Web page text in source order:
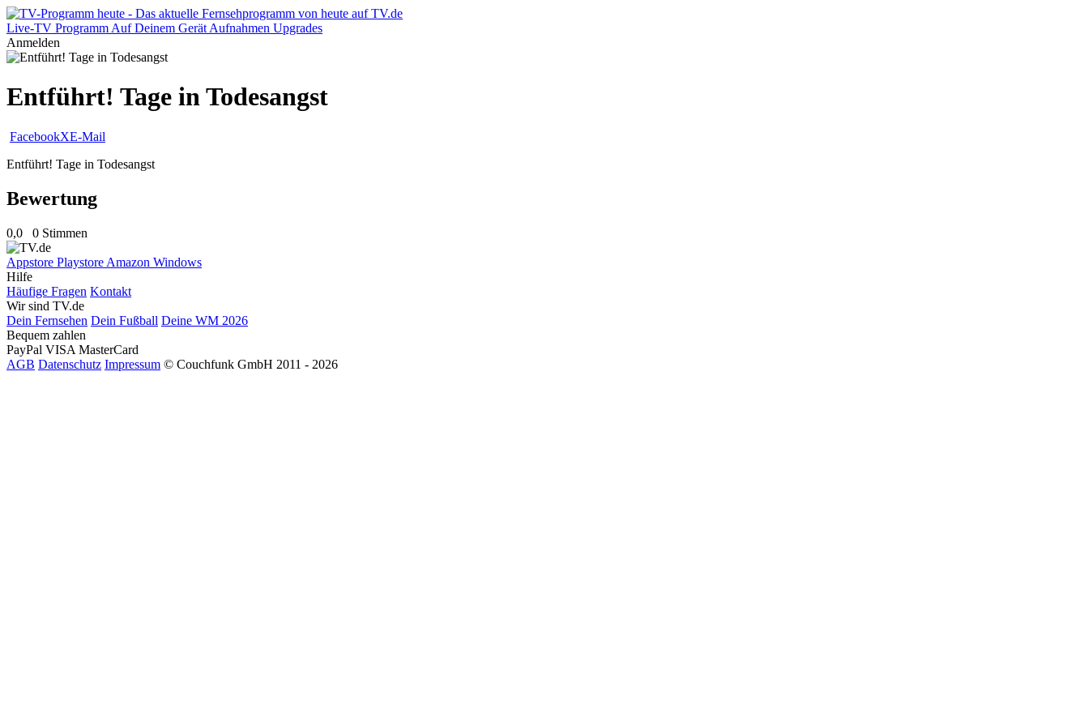
Live-TV Programm Auf Deinem Gerät Aufnahmen Upgrades
Anmelden
Entführt! Tage in Todesangst
FacebookXE-Mail
Entführt! Tage in Todesangst
Bewertung
0,0 0 Stimmen
Appstore Playstore Amazon Windows
Hilfe
Häufige Fragen Kontakt
Wir sind TV.de
Dein Fernsehen Dein Fußball Deine WM 2026
Bequem zahlen
PayPal VISA MasterCard
AGB Datenschutz Impressum © Couchfunk GmbH 2011 - 2026